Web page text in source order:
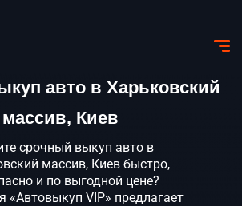
авто в Харьковский
массив, Киев
срочный выкуп авто в
массив, Киев быстро,
и по выгодной цене?
«Автовыкуп VIP» предлагает